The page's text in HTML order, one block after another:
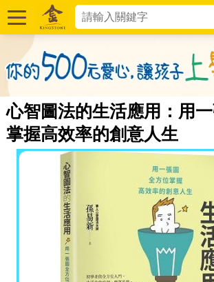
心智圖法的生活應用：用
掌握高效率的創意人生